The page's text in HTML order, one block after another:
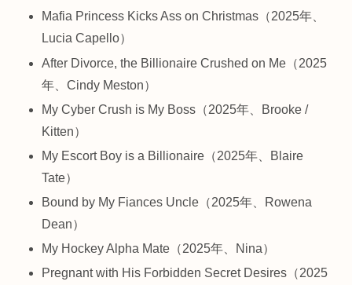
Mafia Princess Kicks Ass on Christmas（2025年、
Lucia Capello）
After Divorce, the Billionaire Crushed on Me（2025
年、Cindy Meston）
My Cyber Crush is My Boss（2025年、Brooke /
Kitten）
My Escort Boy is a Billionaire（2025年、Blaire
Tate）
Bound by My Fiances Uncle（2025年、Rowena
Dean）
My Hockey Alpha Mate（2025年、Nina）
Pregnant with His Forbidden Secret Desires（2025